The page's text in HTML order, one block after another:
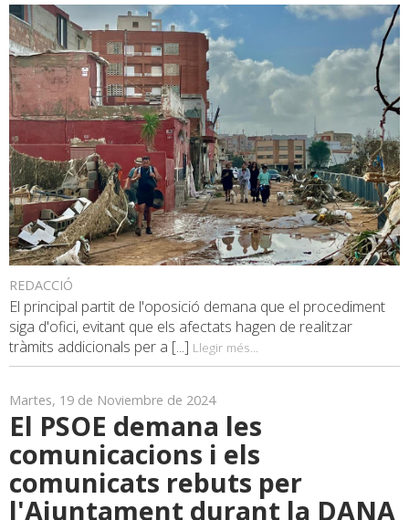
REDACCIÓ
El principal partit de l'oposició demana que el procediment
siga d'ofici, evitant que els afectats hagen de realitzar
tràmits addicionals per a [...] Llegir més...
Martes, 19 de Noviembre de 2024
El PSOE demana les
comunicacions i els
comunicats rebuts per
l'Ajuntament durant la DANA